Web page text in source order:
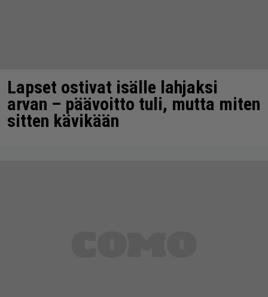
Lapset ostivat isälle lahjaksi
arvan – päävoitto tuli, mutta miten
sitten kävikään